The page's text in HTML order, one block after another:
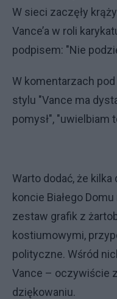
W sieci zaczęły
Vance’a w roli
podpisem: "Nie
W komentarzach
stylu "Vance ma
pomysł", "uwielbiam
Warto dodać, że
koncie Białego
zestaw grafik z
kostiumowymi,
polityczne. Wśród
Vance – oczywiście
dziękowaniu.